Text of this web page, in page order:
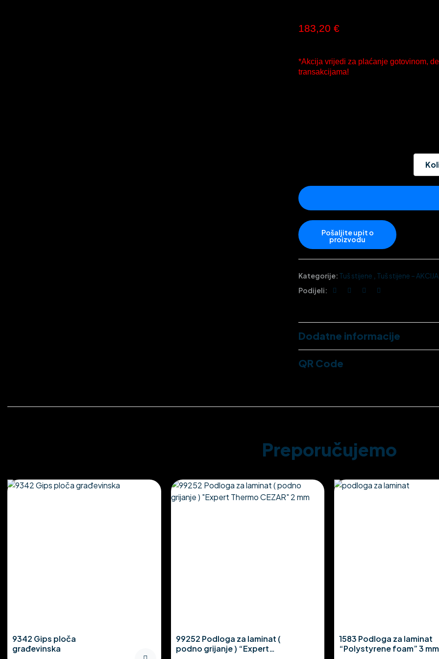
183,20 €
*Akcija vrijedi za plaćanje gotovinom,
transakcijama!
Kategorije: Tuš stijene , Tuš stijene –
Podijeli:
Dodatne informacije
QR Code
Preporučujemo
9342 Gips ploča
građevinska
99252 Podloga za laminat (
podno grijanje ) “Expert
1583 Podloga za laminat
“Polystyrene foam” 3 mm